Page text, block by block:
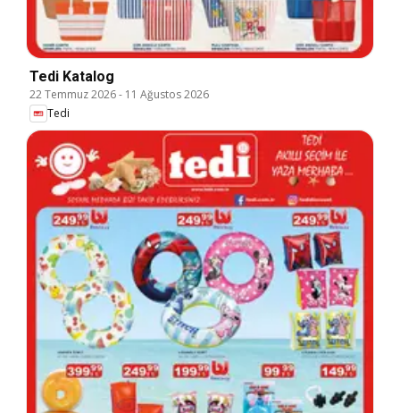
Tedi Katalog
22 Temmuz 2026- 11 Ağustos 2026
Tedi